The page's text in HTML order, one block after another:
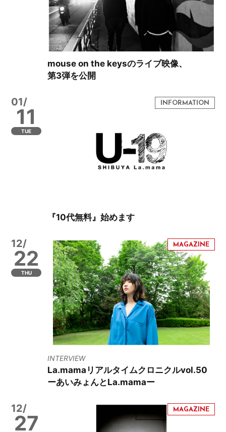
mouse on the keysのライブ映像、
第3弾を公開
01/
11
TUE
『10代無料』始めます
12/
22
THU
INTERVIEW
La.mamaリアルタイムクロニクルvol.50
ーあいみょんとLa.mamaー
12/
27